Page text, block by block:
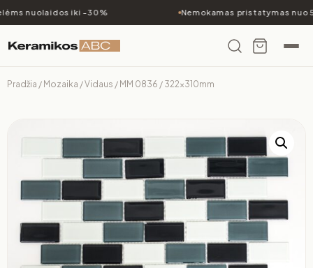
nuolaidos iki -30% Nemokamas pristatymas nuo
Pradžia / Mozaika /Vidaus / MM 0836 / 322x310mm